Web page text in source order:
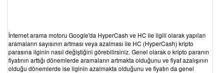
İnternet arama motoru Google'da HyperCash ve HC ile ilgili olarak yapılan
aramaların sayısının artması veya azalması ile HC (HyperCash) kripto
parasına ilginin nasıl değiştiğini görebilirsiniz. Genel olarak o kripto paranın
fiyatının arttığı dönemlerde aramaların artmakta olduğunu ve fiyat azalışının
olduğu dönemlerde ise ilginin azalmakta olduğunu ve fiyatın da genel